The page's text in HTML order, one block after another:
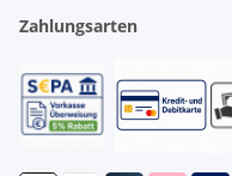
Zahlungsarten